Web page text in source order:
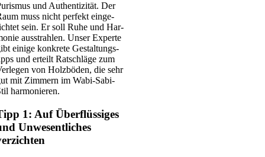
und Authen­ti­zi­tät. Der
muss nicht per­fekt ein­ge­
sein. Er soll Ruhe und Har­
aus­strah­len. Unser Exper­te
eini­ge kon­kre­te Gestal­tungs­
und erteilt Rat­schlä­ge zum
von Holz­bö­den, die sehr
mit Zim­mern im Wabi-Sabi-
har­mo­nie­ren.
1: Auf Überflüssiges
Unwesentliches